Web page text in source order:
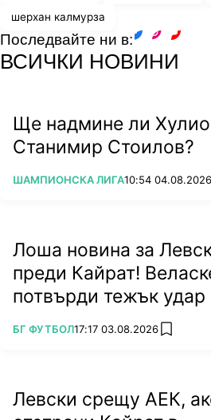
шерхан калмурза
Последвайте ни в:
ВСИЧКИ НОВИНИ
Ще надмине ли
Станимир Стоилов?
ПОВЕЧЕ ОТ
ШАМПИОНСКА ЛИГА10:54 04.08.2026
Лоша новина за
преди Кайрат!
потвърди тежък удар
ПОВЕЧЕ ОТ
БГ ФУТБОЛ17:17 03.08.2026 add
Левски срещу АЕК,